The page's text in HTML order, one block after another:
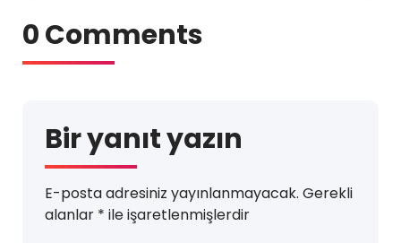
0 Comments
Bir yanıt yazın
E-posta adresiniz yayınlanmayacak. Gerekli
alanlar * ile işaretlenmişlerdir